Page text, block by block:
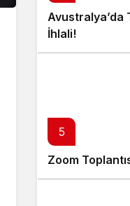
Avustralya’da
İhlali!
5
Zoom